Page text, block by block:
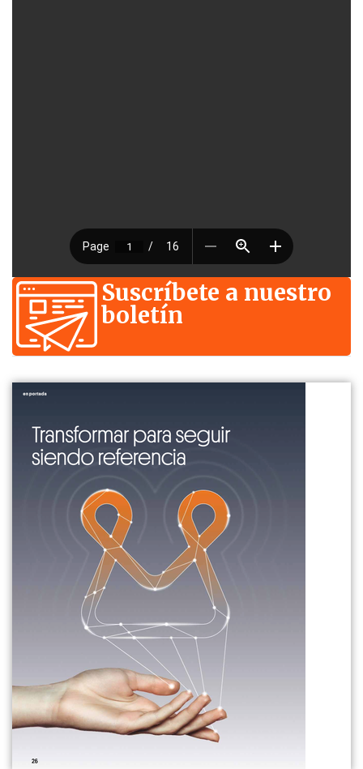
Suscríbete a nuestro
boletín